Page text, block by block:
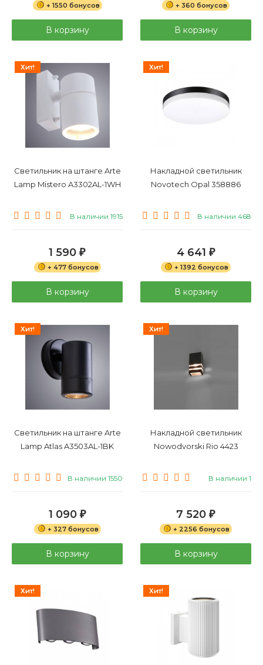
+ 1550 бонусов
В корзину
+ 360 бонусов
В корзину
Хит!
Светильник на штанге Arte
Lamp Mistero A3302AL-1WH
В наличии 1915
1 590 ₽
+ 477 бонусов
В корзину
Хит!
Накладной светильник
Novotech Opal 358886
В наличии 468
4 641 ₽
+ 1392 бонусов
В корзину
Хит!
Светильник на штанге Arte
Lamp Atlas A3503AL-1BK
В наличии 1550
1 090 ₽
+ 327 бонусов
В корзину
Хит!
Накладной светильник
Nowodvorski Rio 4423
В наличии 1
7 520 ₽
+ 2256 бонусов
В корзину
Хит! Хит!